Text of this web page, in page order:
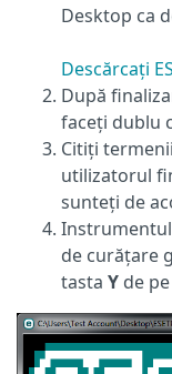
Desktop ca
Descărcați
După
faceți dublu
Citiți
utilizatorul
sunteți de
de curățare
tasta Y de